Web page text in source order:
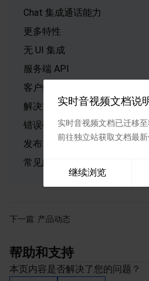
Chat 集成通话能力
更多特性
无 UI 集成
服务端 API
客户端 API
解决方案
错误码表
发布日志
常见问题
下一篇: 产品动态
帮助和支持
本页内容是否解决了您的问题？
实时音视频文档说
实时音视频文档已迁移
前往独立站获取文档最新
继续浏览